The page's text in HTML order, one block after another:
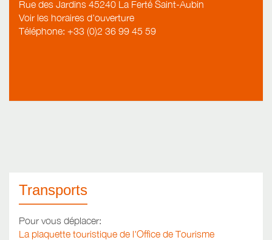
Rue des Jardins 45240 La Ferté Saint-Aubin
Voir les horaires d'ouverture
Téléphone: +33 (0)2 36 99 45 59
Transports
Pour vous déplacer:
La plaquette touristique de l'Office de Tourisme